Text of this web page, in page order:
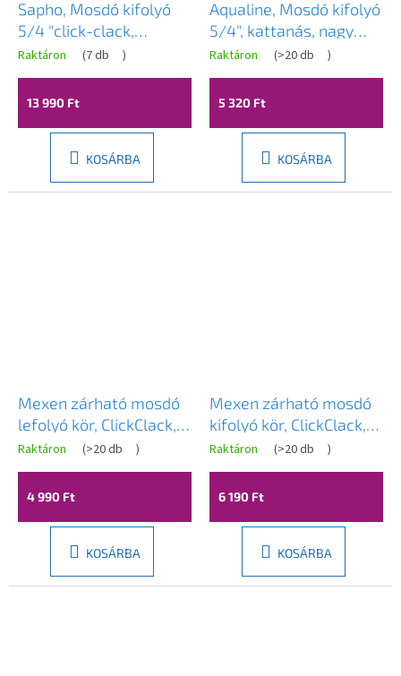
Sapho, Mosdó kifolyó
5/4 "click-clack,
kerámia burkolat,
vastagság 20-70mm,
Ivory, 38TP0165I
Raktáron (7 db )
13 990 Ft
KOSÁRBA
Aqualine, Mosdó kifolyó
5/4", kattanás, nagy
dugó, vastagság 30-45
mm, króm, TF7001
Raktáron (>20 db )
5 320 Ft
KOSÁRBA
Mexen zárható mosdó
lefolyó kör, ClickClack,
kis dugó, túlfolyóval,
Arany, 79925-50
Raktáron (>20 db )
4 990 Ft
KOSÁRBA
Mexen zárható mosdó
kifolyó kör, ClickClack,
nagy dugó, túlfolyó
nélkül, Vörös bronz,
79910-45
Raktáron (>20 db )
6 190 Ft
KOSÁRBA